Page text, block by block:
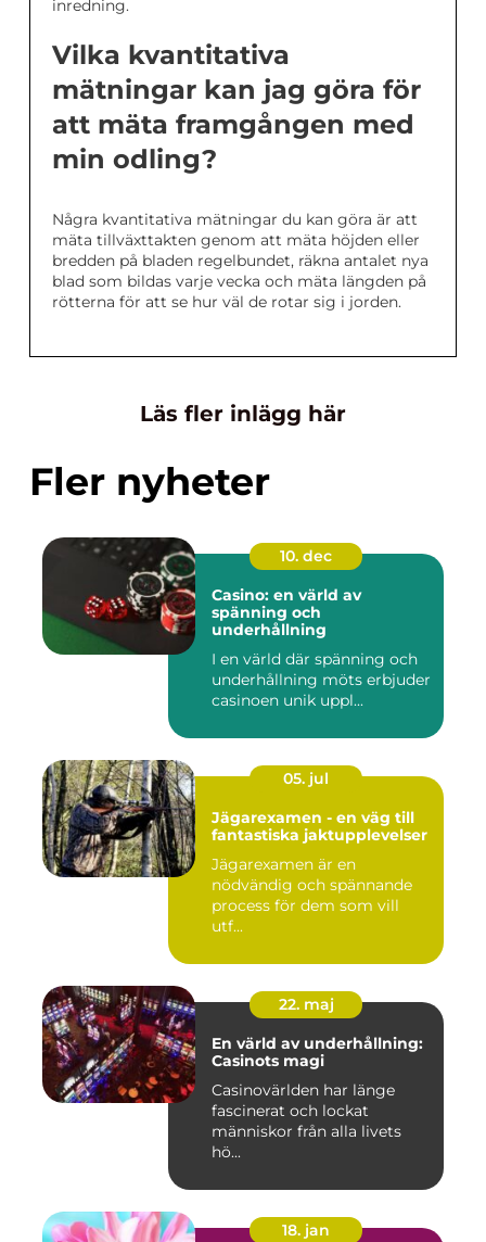
inredning.
Vilka kvantitativa
mätningar kan jag göra för
att mäta framgången med
min odling?
Några kvantitativa mätningar du kan göra är att
mäta tillväxttakten genom att mäta höjden eller
bredden på bladen regelbundet, räkna antalet nya
blad som bildas varje vecka och mäta längden på
rötterna för att se hur väl de rotar sig i jorden.
Läs fler inlägg här
Fler nyheter
10. dec
Casino: en värld av
spänning och
underhållning
I en värld där spänning och
underhållning möts erbjuder
casinoen unik uppl...
05. jul
Jägarexamen - en väg till
fantastiska jaktupplevelser
Jägarexamen är en
nödvändig och spännande
process för dem som vill
utf...
22. maj
En värld av underhållning:
Casinots magi
Casinovärlden har länge
fascinerat och lockat
människor från alla livets
hö...
18. jan